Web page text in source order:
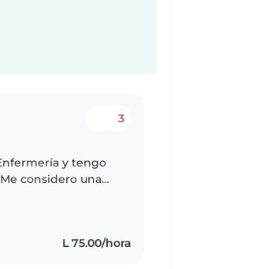
3
y tengo
considero una
L 75.00/hora